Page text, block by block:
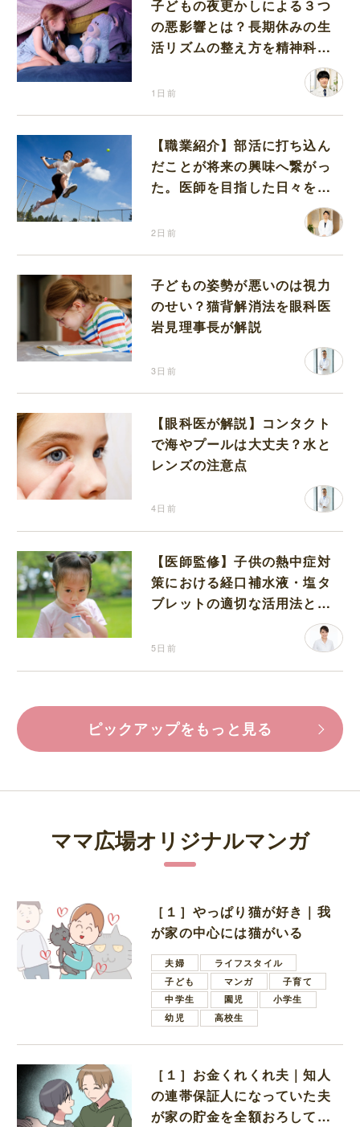
子どもの夜更かしによる３つ
の悪影響とは？長期休みの生
活リズムの整え方を精神科医
1日前
【職業紹介】部活に打ち込ん
だことが将来の興味へ繋がっ
た。医師を目指した日々を振
2日前
子どもの姿勢が悪いのは視力
のせい？猫背解消法を眼科医
岩見理事長が解説
3日前
【眼科医が解説】コンタクト
で海やプールは大丈夫？水と
レンズの注意点
4日前
【医師監修】子供の熱中症対
策における経口補水液・塩タ
ブレットの適切な活用法と水
5日前
ピックアップをもっと見る
ママ広場オリジナルマンガ
［１］やっぱり猫が好き｜我
が家の中心には猫がいる
夫婦
ライフスタイル
子ども
マンガ
子育て
中学生
園児
小学生
幼児
高校生
［１］お金くれくれ夫｜知人
の連帯保証人になっていた夫
が家の貯金を全額おろしてほ